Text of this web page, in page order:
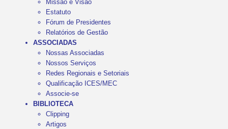
Missão e Visão
Estatuto
Fórum de Presidentes
Relatórios de Gestão
ASSOCIADAS
Nossas Associadas
Nossos Serviços
Redes Regionais e Setoriais
Qualificação ICES/MEC
Associe-se
BIBLIOTECA
Clipping
Artigos